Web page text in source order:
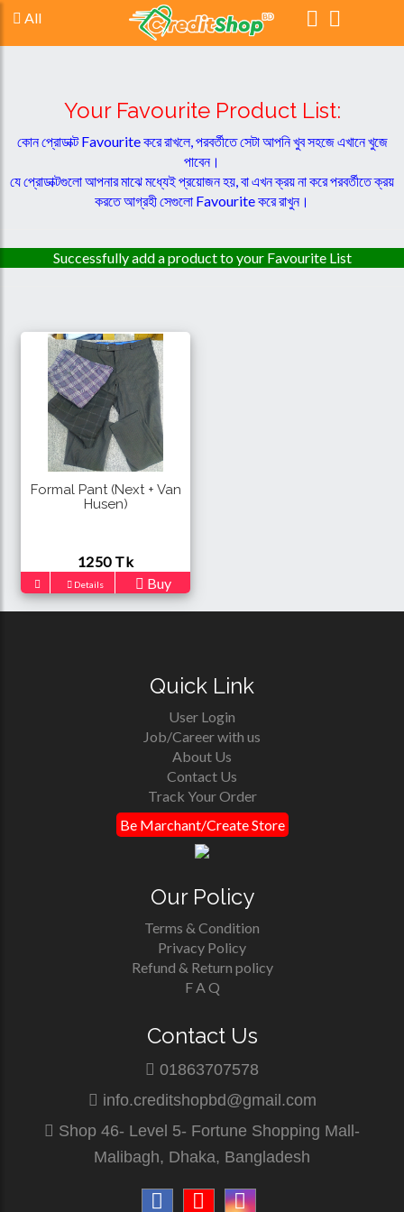
All
Your Favourite Product List:
কোন প্রোডাক্ট Favourite করে রাখলে, পরবর্তীতে সেটা আপনি খুব সহজে এখানে খুজে
পাবেন।
যে প্রোডাক্টগুলো আপনার মাঝে মধ্যেই প্রয়োজন হয়, বা এখন ক্রয় না করে পরবর্তীতে ক্রয়
করতে আগ্রহী সেগুলো Favourite করে রাখুন।
Successfully add a product to your Favourite List
Formal Pant (Next + Van
Husen)
1250 Tk
Details Buy
Quick Link
User Login
Job/Career with us
About Us
Contact Us
Track Your Order
Be Marchant/Create Store
Our Policy
Terms & Condition
Privacy Policy
Refund & Return policy
F A Q
Contact Us
01863707578
info.creditshopbd@gmail.com
Shop 46- Level 5- Fortune Shopping Mall-
Malibagh, Dhaka, Bangladesh